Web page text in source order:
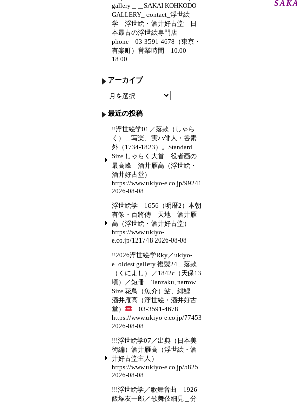
gallery＿＿SAKAI KOHKODO
GALLERY_ contact_浮世絵
学 浮世絵・酒井好古堂 日
本最古の浮世絵専門店
phone 03-3591-4678（東京・
有楽町）営業時間 10.00-
18.00
アーカイブ
ア
ー
カ
イ
最近の投稿
!!浮世絵学01／落款（しゃら
く）＿写楽、実ハ俳人・谷素
外（1734-1823）。Standard
Size しゃらく大首 役者画の
最高峰 酒井雁高（浮世絵・
酒井好古堂）
https://www.ukiyo-e.co.jp/99241
2026-08-08
浮世絵学 1656（明暦2）本朝
有像・百將傳 天地 酒井雁
高（浮世絵・酒井好古堂）
https://www.ukiyo-
e.co.jp/121748 2026-08-08
!!2026浮世絵学Rky／ukiyo-
e_oldest gallery 複製24＿落款
（くによし）／1842c（天保13
頃）／短冊 Tanzaku, narrow
Size 花鳥（魚介）鮎、緋鯉…
酒井雁高（浮世絵・酒井好古
堂）
03-3591-4678
https://www.ukiyo-e.co.jp/77453
2026-08-08
!!!浮世絵学07／出典（日本美
術編）酒井雁高（浮世絵・酒
井好古堂主人）
https://www.ukiyo-e.co.jp/5825
2026-08-08
!!!浮世絵学／歌舞音曲 1926
飯塚友一郎／歌舞伎細見＿分